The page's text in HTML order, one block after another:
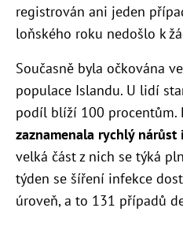
registrován ani jeden
loňského roku nedošlo k
Současně byla očkována
populace Islandu. U lidí
podíl blíží 100 procentům.
zaznamenala rychlý
velká část z nich se týká
týden se šíření infekce
úroveň, a to 131 případů